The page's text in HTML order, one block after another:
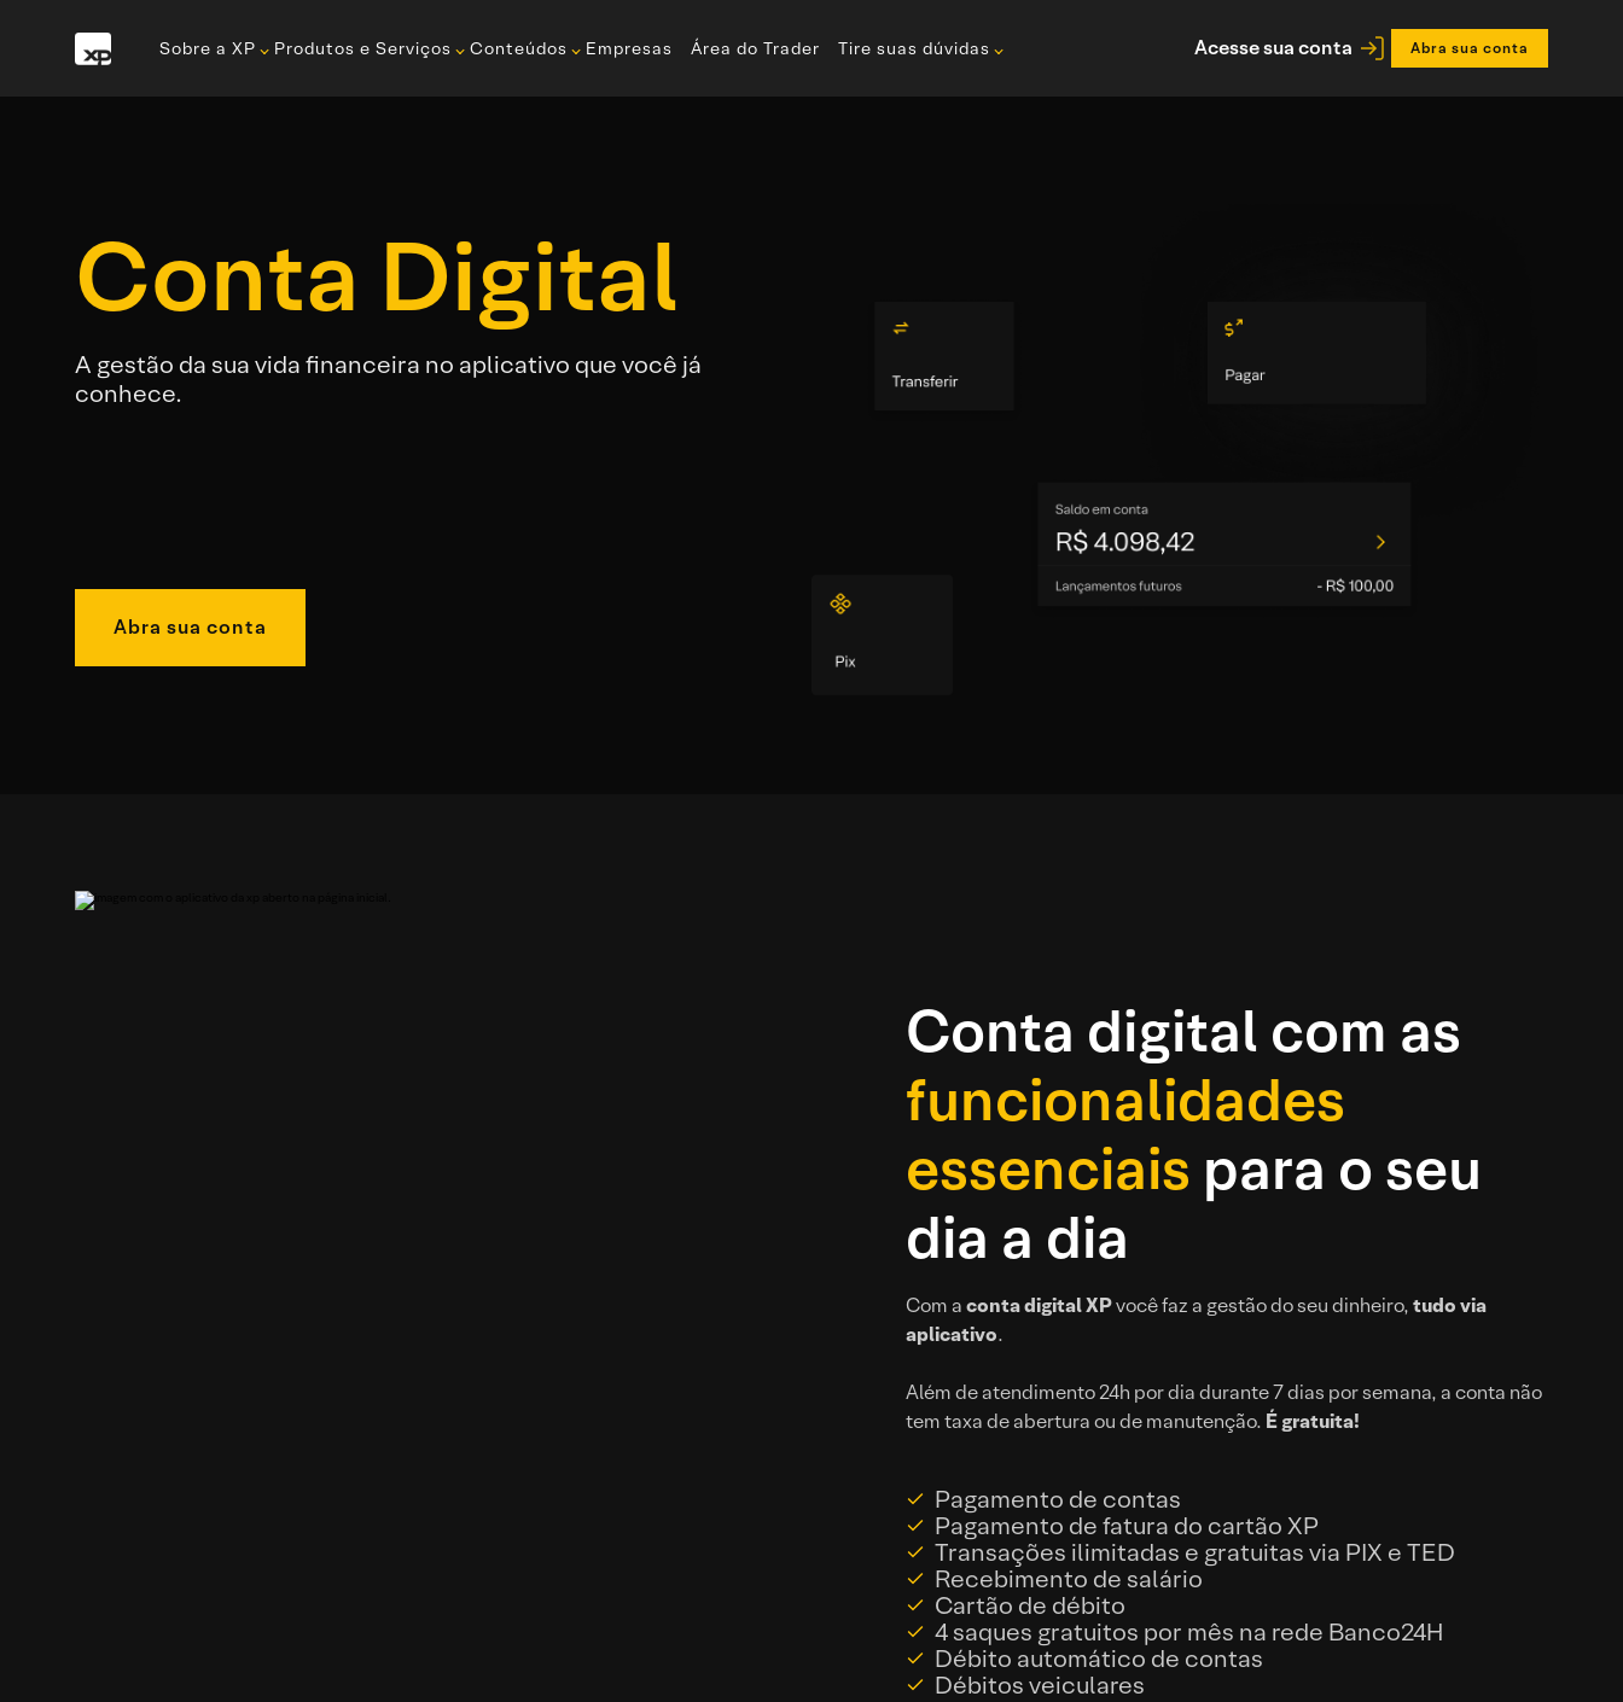
Sobre a XP Produtos e Serviços Conteúdos Empresas Área do Trader Tire suas dúvidas Acesse sua conta Abra sua conta
Conta Digital
A gestão da sua vida financeira no aplicativo que você já
conhece.
Abra sua conta
Conta digital com as
funcionalidades
essenciais para o seu
dia a dia
Com aconta digital XPvocê faz a gestão do seu dinheiro,tudo via
aplicativo.
Além de atendimento 24h por dia durante 7 dias por semana, a conta não
tem taxa de abertura ou de manutenção. É gratuita!
Pagamento de contas
Pagamento de fatura do cartão XP
Transações ilimitadas e gratuitas via PIX e TED
Recebimento de salário
Cartão de débito
4 saques gratuitos por mês na rede Banco24H
Débito automático de contas
Débitos veiculares